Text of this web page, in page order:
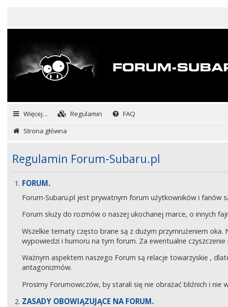
Więcej… Regulamin FAQ
Strona główna
Regulamin Forum-Subaru.pl
FORUM.
Forum-Subaru.pl jest prywatnym forum użytkowników i fanów
Forum służy do rozmów o naszej ukochanej marce, o innych
Wszelkie tematy często brane są z dużym przymrużeniem
wypowiedzi i humoru na tym forum. Za ewentualne
Ważnym aspektem naszego Forum są relacje towarzyskie ,
antagonizmów.
Prosimy Forumowiczów, by starali się nie obrażać bliźnich i
ZASADY OBOWIĄZUJĄCE NA FORUM.